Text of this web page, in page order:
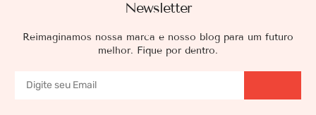
Newsletter
Reimaginamos nossa marca e nosso blog para um futuro
melhor. Fique por dentro.